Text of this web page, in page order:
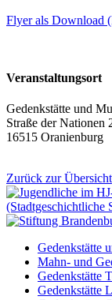
Flyer als Download
Veranstaltungsort
Gedenkstätte und
Straße der Nationen
16515 Oranienburg
Zurück zur Übersicht
Gedenkstätte
Mahn- und
Gedenkstätte
Gedenkstätte